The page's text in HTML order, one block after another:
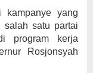
kampanye yang
salah satu partai
program kerja
Rosjonsyah